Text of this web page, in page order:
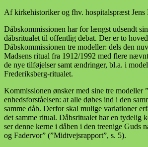
Af kirkehistoriker og fhv. hospitalspræst Jens
Dåbskommissionen har for længst udsendt
dåbsritualet til offentlig debat. Der er to
Dåbskommissionen tre modeller: dels den
Madsens ritual fra 1912/1992 med flere
de nye tilføjelser samt ændringer, bl.a. i
Frederiksberg-ritualet.
Kommissionen ønsker med sine tre modeller
enhedsforståelsen: at alle døbes ind i den
samme dåb. Derfor skal mulige variationer
det samme ritual. Dåbsritualet har en tydelig
ser denne kerne i dåben i den treenige Guds
og Fadervor” (”Midtvejsrapport”, s. 5).